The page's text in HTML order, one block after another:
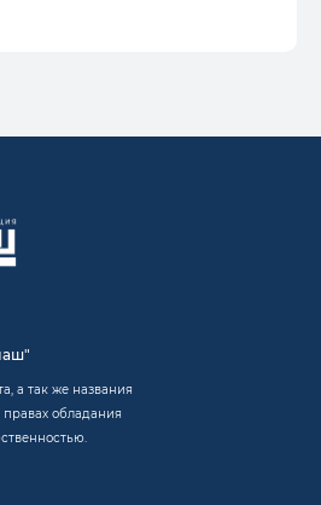
а так же названия
обладания